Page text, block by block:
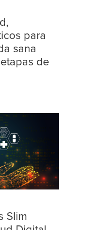
para
sana
de
Slim